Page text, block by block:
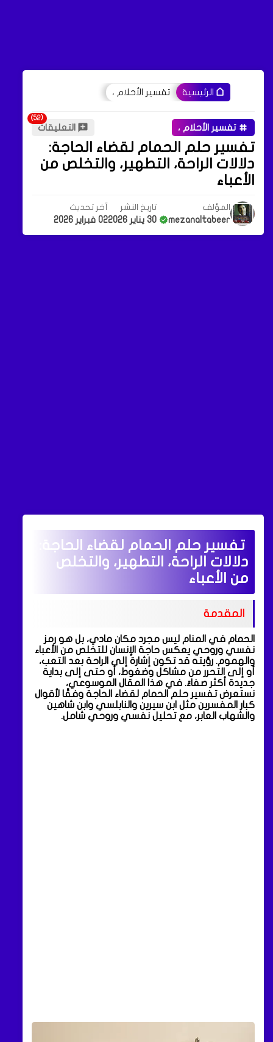
الرئيسية تفسير الأحلام ،
تفسير الأحلام ، التعليقات
تفسير حلم الحمام لقضاء الحاجة:
دلالات الراحة، التطهير، والتخلص من
الأعباء
المؤلف
mezanaltabeer
تاريخ النشر
30 يناير 2026
آخر تحديث
02 فبراير 2026
تفسير حلم الحمام لقضاء الحاجة:
دلالات الراحة، التطهير، والتخلص
من الأعباء
المقدمة
الحمام في المنام ليس مجرد مكان مادي، بل هو رمز
نفسي وروحي يعكس حاجة الإنسان للتخلص من الأعباء
والهموم. رؤيته قد تكون إشارة إلى الراحة بعد التعب،
أو إلى التحرر من مشاكل وضغوط، أو حتى إلى بداية
جديدة أكثر صفاءً. في هذا المقال الموسوعي،
نستعرض تفسير حلم الحمام لقضاء الحاجة وفقًا لأقوال
كبار المفسرين مثل ابن سيرين والنابلسي وابن شاهين
والشهاب العابر، مع تحليل نفسي وروحي شامل.